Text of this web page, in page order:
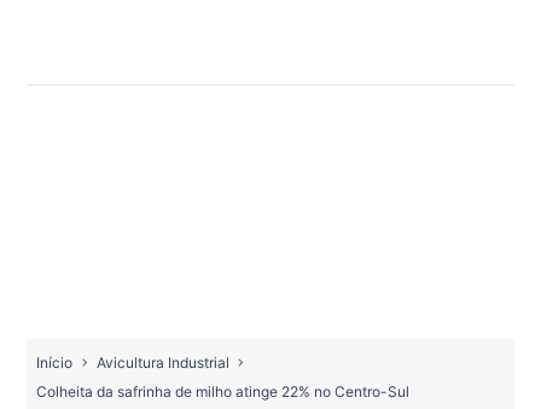
Início
Avicultura Industrial
Colheita da safrinha de milho atinge 22% no Centro-Sul